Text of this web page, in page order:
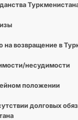
на возвращение в
несудимости
положении
долговых